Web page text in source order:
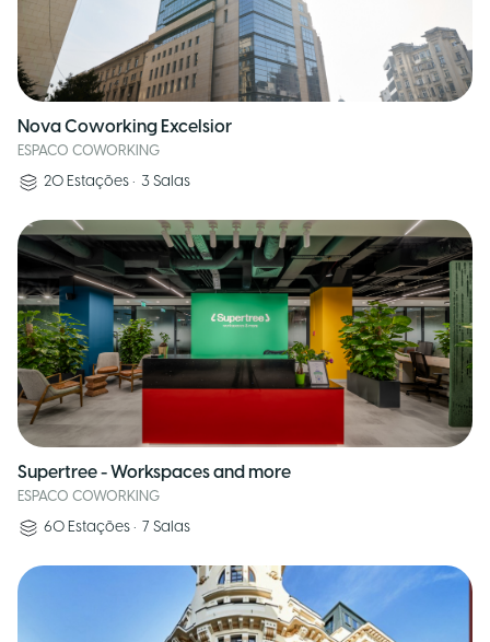
Nova Coworking Excelsior
ESPACO COWORKING
20 Estações • 3 Salas
Supertree - Workspaces and more
ESPACO COWORKING
60 Estações • 7 Salas